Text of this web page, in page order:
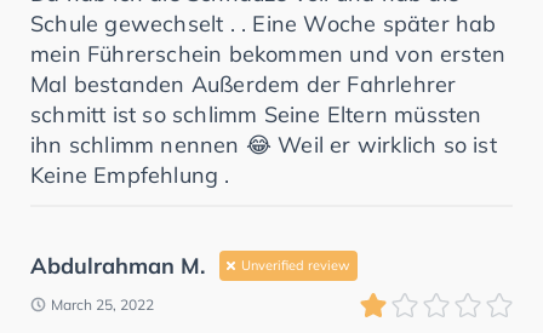
Schule gewechselt . . Eine Woche später hab
mein Führerschein bekommen und von ersten
Mal bestanden Außerdem der Fahrlehrer
schmitt ist so schlimm Seine Eltern müssten
ihn schlimm nennen 😂 Weil er wirklich so ist
Keine Empfehlung .
Abdulrahman M. Unverified review
March 25, 2022